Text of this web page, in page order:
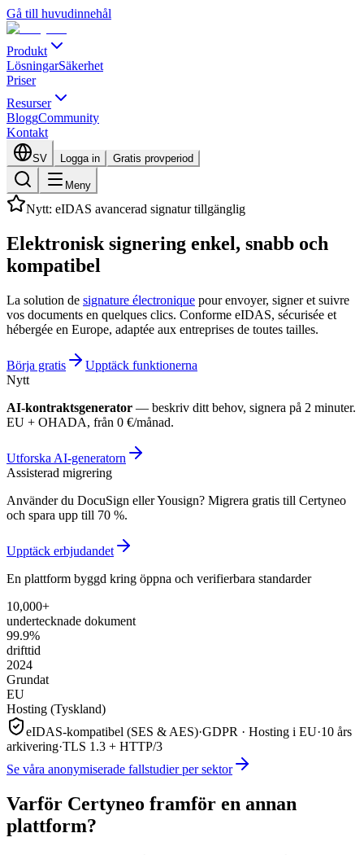
Gå till huvudinnehål
Produkt
LösningarSäkerhet
Priser
Resurser
BloggCommunity
Kontakt
SV Logga in Gratis provperiod
Meny
Nytt: eIDAS avancerad signatur tillgänglig
Elektronisk signering enkel, snabb och
kompatibel
La solution de signature électronique pour envoyer, signer et suivre
vos documents en quelques clics. Conforme eIDAS, sécurisée et
hébergée en Europe, adaptée aux entreprises de toutes tailles.
Börja gratis
Upptäck funktionerna
Nytt
AI-kontraktsgenerator — beskriv ditt behov, signera på 2 minuter.
EU + OHADA, från 0 €/månad.
Utforska AI-generatorn
Assisterad migrering
Använder du DocuSign eller Yousign? Migrera gratis till Certyneo
och spara upp till 70 %.
Upptäck erbjudandet
En plattform byggd kring öppna och verifierbara standarder
10,000+
undertecknade dokument
99.9%
drifttid
2024
Grundat
EU
Hosting (Tyskland)
eIDAS-kompatibel (SES & AES)·GDPR · Hosting i EU·10 års
arkivering·TLS 1.3 + HTTP/3
Se våra anonymiserade fallstudier per sektor
Varför Certyneo framför en annan
plattform?